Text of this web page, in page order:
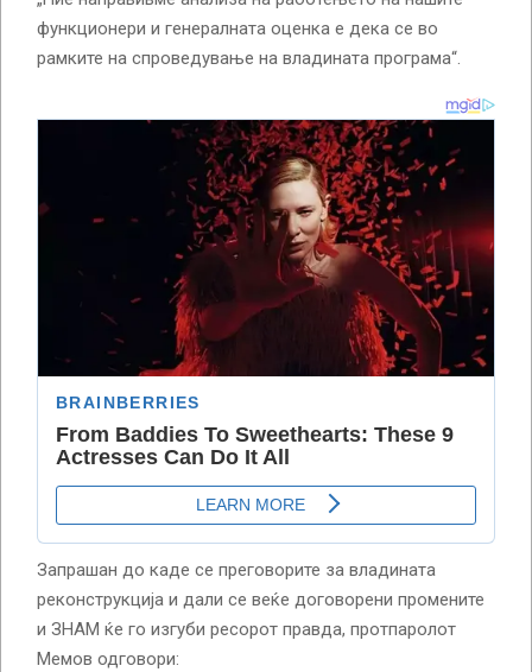
функционери и генералната оценка е дека се во
рамките на спроведување на владината програма“.
Запрашан до каде се преговорите за владината
реконструкција и дали се веќе договорени промените
и ЗНАМ ќе го изгуби ресорот правда, протпаролот
Мемов одговори: